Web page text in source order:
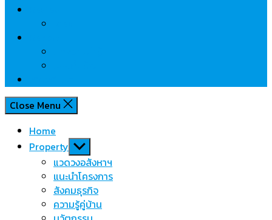
Close Menu
Home
Property Show
sub
menu
แวดวงอสังหาฯ
แนะนำโครงการ
สังคมธุรกิจ
ความรู้คู่บ้าน